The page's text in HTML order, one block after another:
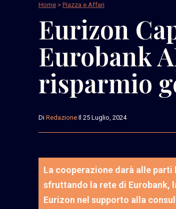
Home > Piazza e Affari
Eurizon
Eurobank
risparmio
Di Redazione Il 25 Luglio, 2024
La cooperazione darà alle
sfruttando la rete di Eurobank,
Eurizon nel supporto alla